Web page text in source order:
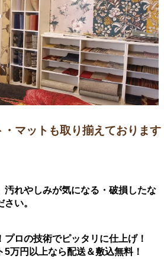
マットも取り揃えております
汚れやしみが気になる・破損したな
い。
ロの技術でピッタリに仕上げ！
万円以上なら配送＆敷込無料！